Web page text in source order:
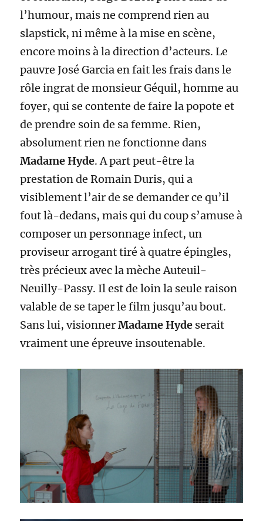
l’humour, mais ne comprend rien au
slapstick, ni même à la mise en scène,
encore moins à la direction d’acteurs. Le
pauvre José Garcia en fait les frais dans le
rôle ingrat de monsieur Géquil, homme au
foyer, qui se contente de faire la popote et
de prendre soin de sa femme. Rien,
absolument rien ne fonctionne dans
Madame Hyde. A part peut-être la
prestation de Romain Duris, qui a
visiblement l’air de se demander ce qu’il
fout là-dedans, mais qui du coup s’amuse à
composer un personnage infect, un
proviseur arrogant tiré à quatre épingles,
très précieux avec la mèche Auteuil-
Neuilly-Passy. Il est de loin la seule raison
valable de se taper le film jusqu’au bout.
Sans lui, visionnerMadame Hyde serait
vraiment une épreuve insoutenable.